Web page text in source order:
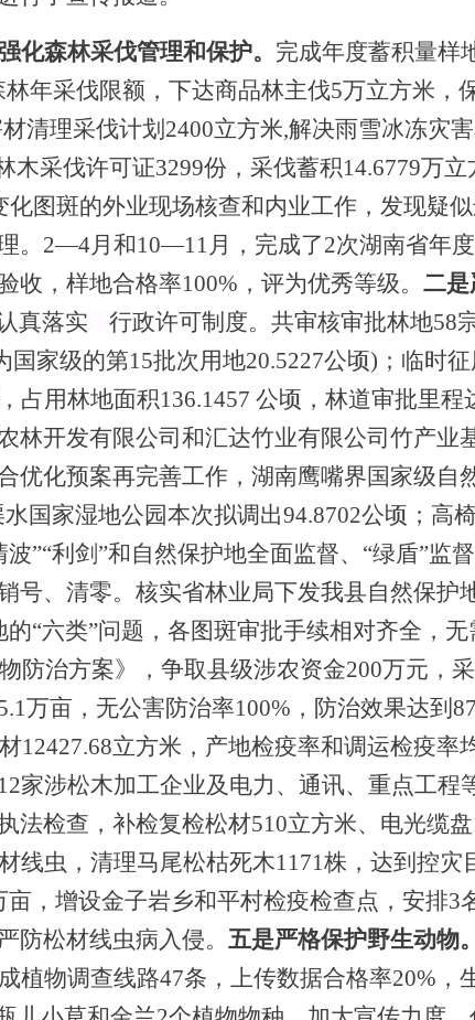
化森林采伐管理和保护。 完成年度蓄积量样
林年采伐限额，下达商品林主伐5万立方米，
清理采伐计划2400立方米,解决雨雪冰冻灾
木采伐许可证3299份，采伐蓄积14.6779万
图斑的外业现场核查和内业工作，发现疑
。 2—4月和10—11月，完成了2次湖南省年
，样地合格率100%，评为优秀等级。 二是
真落实 雨行政许可制度。共审核审批林地58
家级的第15批次用地20.5227公顷)；临时
占用林地面积136.1457 公顷，林道审批里程
林开发有限公司 和汇达竹业有限公司竹产业
优化预案再完善工作，湖南鹰嘴界国家级自
国家湿地公园本次拟调出94.8702公顷；高
”“利剑”和自然保护地全面监督、“绿盾”监
号、清零。 核实省林业局下发我县自然保护
的“六类”问题，各图斑审批手续相对齐全，无
防治方案》，争取县级涉农资金200万元，
万亩，无公害防治率100%，防治效果达到 87
12427.68立方米 ， 产地检疫率和调运检疫率
12家涉松木加工企业及电力、通讯、重点工程
法检查， 补检复检松材510立方米、 电光缆盘
线虫， 清理马尾松枯死木1171株， 达到控灾
亩，增设金子岩乡和平村检疫检查点，安排3
防松材线虫病入侵。 五是严格保护野生动物。
植物调查线路47条，上传数据合格率20% ，